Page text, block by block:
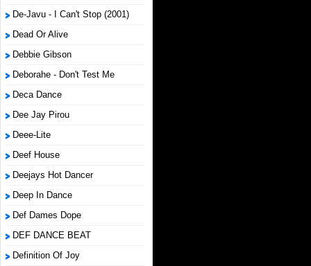
De-Javu - I Can't Stop (2001)
Dead Or Alive
Debbie Gibson
Deborahe - Don't Test Me
Deca Dance
Dee Jay Pirou
Deee-Lite
Deef House
Deejays Hot Dancer
Deep In Dance
Def Dames Dope
DEF DANCE BEAT
Definition Of Joy